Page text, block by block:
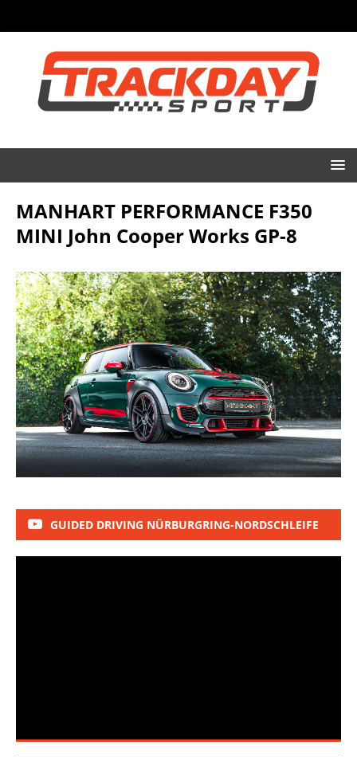
MANHART PERFORMANCE F350
MINI John Cooper Works GP-8
GUIDED DRIVING NÜRBURGRING-NORDSCHLEIFE